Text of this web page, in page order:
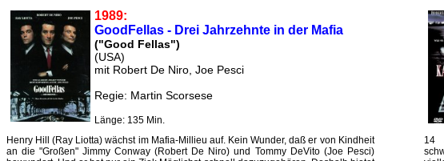
1989:
GoodFellas - Drei Jahrzehnte in der Mafia
("Good Fellas")
(USA)
mit Robert De Niro, Joe Pesci
Regie: Martin Scorsese
Länge: 135 Min.
Henry Hill (Ray Liotta) wächst im Mafia-Millieu auf. Kein Wunder, daß er von Kindheit
an die "Großen" Jimmy Conway (Robert De Niro) und Tommy DeVito (Joe Pesci)
14